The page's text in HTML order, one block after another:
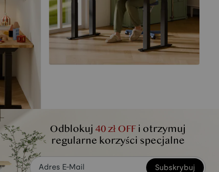
Odblokuj 40 zł OFF i otrzymuj
regularne korzyści specjalne
Subskrybuj